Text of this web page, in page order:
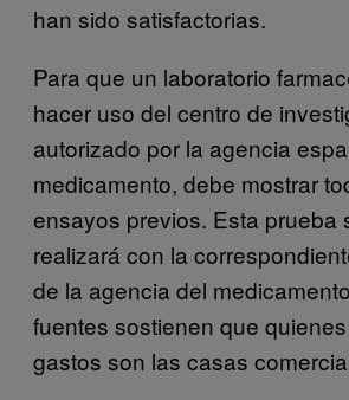
han sido satisfactorias.
Para que un laboratorio
hacer uso del centro de
autorizado por la agencia
medicamento, debe mostrar
ensayos previos. Esta prueba
realizará con la
de la agencia del
fuentes sostienen que
gastos son las casas